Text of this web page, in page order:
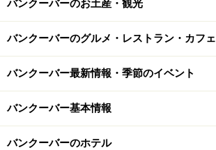
バンクーバーのお土産・観光
バンクーバーのグルメ・レストラン・カフェ
バンクーバー最新情報・季節のイベント
バンクーバー基本情報
バンクーバーのホテル